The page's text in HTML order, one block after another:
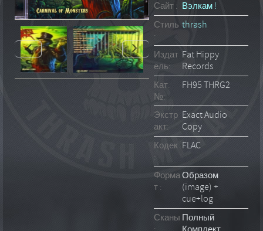
Сайт : Вэлкам !
Стиль
:
thrash
Издат
ель:
Fat Hippy
Records
Кат.
№:
FH95 THRG2
Экстр
акт:
Exact Audio
Copy
Кодек
:
FLAC
Форма
т :
Образом
(image) +
cue+log
Сканы Полный